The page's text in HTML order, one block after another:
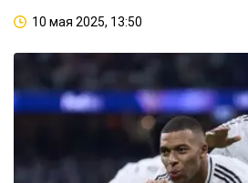
10 мая 2025, 13:50